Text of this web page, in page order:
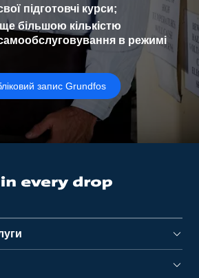
підготовчі курси;
більшою кількістю
в режимі
запис Grundfos